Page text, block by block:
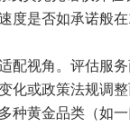
度是否如承诺般在
配视角。评估服
化或政策法规调整
种黄金品类（如一